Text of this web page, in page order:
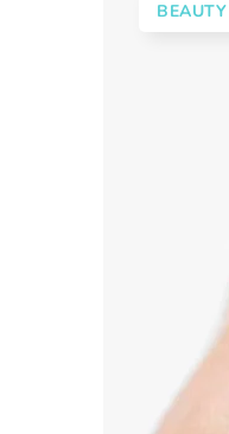
BEAUTY